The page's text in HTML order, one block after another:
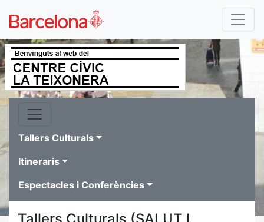
Tallers Culturals
Itineraris
Espectacles i Conferències